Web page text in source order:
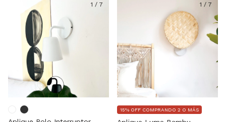
1 / 7 1 / 7
15% OFF COMPRANDO 2 O MÁS